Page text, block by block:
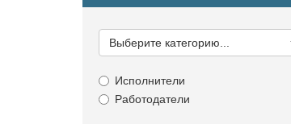
категорию...
Выберите категорию...
Исполнители
Работодатели